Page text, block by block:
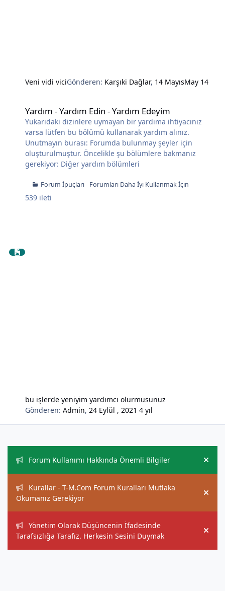
Veni vidi viciGönderen: Karşıki Dağlar, 14 MayısMay 14
Yardım - Yardım Edin - Yardım Edeyim
Yukarıdaki dizinlere uymayan bir yardıma ihtiyacınız
varsa lütfen bu bölümü kullanarak yardım alınız.
Unutmayın burası: Forumda bulunmay şeyler için
oluşturulmuştur. Öncelikle şu bölümlere bakmanız
gerekiyor: Diğer yardım bölümleri
Forum İpuçları - Forumları Daha İyi Kullanmak İçin
539 ileti
bu işlerde yeniyim yardımcı olurmusunuz
Gönderen:Admin,24 Eylül , 20214 yıl
Forum Kullanımı Hakkında Önemli Bilgiler
Hide
Kurallar - T-M.Com Forum Kuralları Mutlaka
Okumanız Gerekiyor
Hide
Yönetim Olarak Düşüncenin İfadesinde
Tarafsızlığa Tarafız. Herkesin Sesini Duymak
Hide